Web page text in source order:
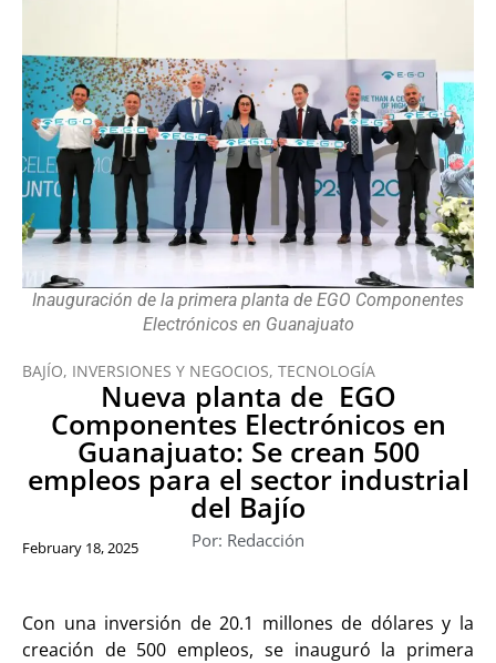
Inauguración de la primera planta de EGO Componentes
Electrónicos en Guanajuato
BAJÍO, INVERSIONES Y NEGOCIOS, TECNOLOGÍA
Nueva planta de EGO
Componentes Electrónicos en
Guanajuato: Se crean 500
empleos para el sector industrial
del Bajío
Por: Redacción
February 18, 2025
Con una inversión de 20.1 millones de dólares y la
creación de 500 empleos, se inauguró la primera